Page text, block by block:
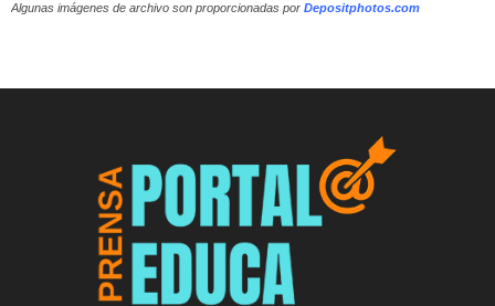
Algunas imágenes de archivo son proporcionadas por Depositphotos.com